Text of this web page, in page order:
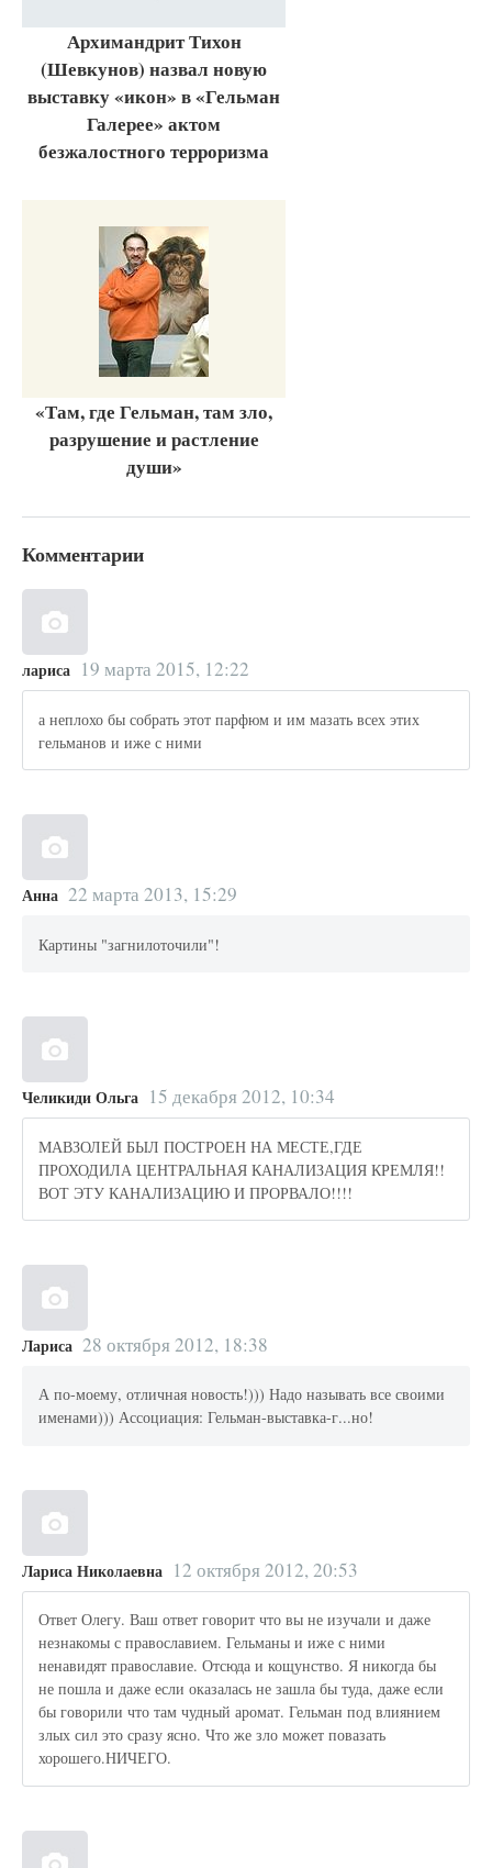
Архимандрит Тихон
(Шевкунов) назвал новую
выставку «икон» в «Гельман
Галерее» актом
безжалостного терроризма
«Там, где Гельман, там зло,
разрушение и растление
души»
Комментарии
лариса 19 марта 2015, 12:22
а неплохо бы собрать этот парфюм и им мазать всех этих
гельманов и иже с ними
Анна 22 марта 2013, 15:29
Картины "загнилоточили"!
Челикиди Ольга 15 декабря 2012, 10:34
МАВЗОЛЕЙ БЫЛ ПОСТРОЕН НА МЕСТЕ,ГДЕ
ПРОХОДИЛА ЦЕНТРАЛЬНАЯ КАНАЛИЗАЦИЯ КРЕМЛЯ!!
ВОТ ЭТУ КАНАЛИЗАЦИЮ И ПРОРВАЛО!!!!
Лариса 28 октября 2012, 18:38
А по-моему, отличная новость!))) Надо называть все своими
именами))) Ассоциация: Гельман-выставка-г...но!
Лариса Николаевна 12 октября 2012, 20:53
Ответ Олегу. Ваш ответ говорит что вы не изучали и даже
незнакомы с православием. Гельманы и иже с ними
ненавидят православие. Отсюда и кощунство. Я никогда бы
не пошла и даже если оказалась не зашла бы туда, даже если
бы говорили что там чудный аромат. Гельман под влиянием
злых сил это сразу ясно. Что же зло может повазать
хорошего.НИЧЕГО.